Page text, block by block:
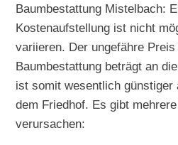
Baumbestattung Mistelbach:
Kostenaufstellung ist nicht
variieren. Der ungefähre
Baumbestattung beträgt an
ist somit wesentlich günstiger
dem Friedhof. Es gibt
verursachen: